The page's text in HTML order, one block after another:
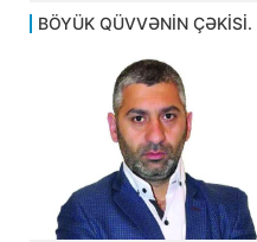
BÖYÜK QÜVVƏNİN ÇƏKİSİ.